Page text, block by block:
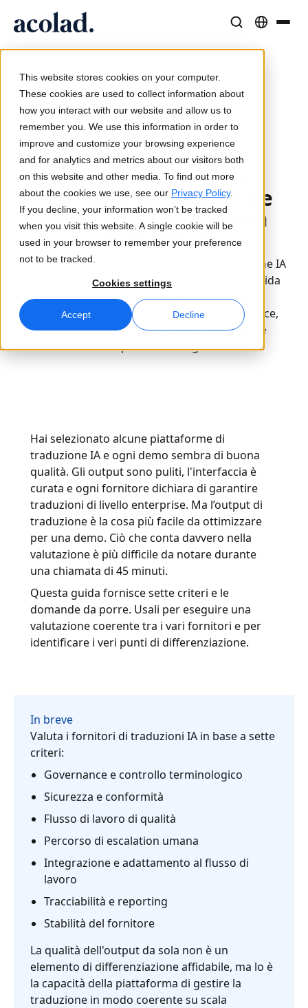
This website stores cookies on your computer.
These cookies are used to collect information about
how you interact with our website and allow us to
remember you. We use this information in order to
improve and customize your browsing experience
and for analytics and metrics about our visitors both
on this website and other media. To find out more
about the cookies we use, see our Privacy Policy.
If you decline, your information won’t be tracked
when you visit this website. A single cookie will be
used in your browser to remember your preference
not to be tracked.
Cookies settings
Accept Decline
Traduzione
Velocità dell’IA, precisione umana
Interpretariato
Comunicazione fluida ovunque
Media e Intrattenimento
Porta le storie su ogni schermo
Consulenza e Outsourcing
Raggiungi e converti a livello globale
Servizi Dati
Migliora l’IA con dati affidabili
Tutte le soluzioni
Soluzioni per Settore
Scienze della Vita
Manifatturiero
Istituzioni Pubbliche
Tutti i settori
Lia Translate
Traduzioni istantanee coerenti con il brand
Connettività
Integrazione dei workflow semplificata
Interpretariato AI
Traduzione vocale in tempo reale
Controllo qualità
Doppiaggio efficiente su larga scala
Traduzione AI veloce, intelligente e scalabile
Case di successo
Risultati concreti dai nostri clienti
Articoli
Opinioni di esperti sui contenuti globali
Ebook
Guide e strategie approfondite
Webinar on-demand
Padroneggiare la traduzione AI per brand globali
Consigli per migliorare efficienza, scalabilità e qualità
Informazioni su Acolad
Sostenibilità
Partner
Notizie
Costruisci il tuo futuro con noi
Opportunità freelance
Entra a far parte della nostra rete globale
Home / Lia / Come valutare un fornitore di
traduzione IA
2026-03-20
Come valutare un
fornitore di traduzione
IA: 7 criteri per i team
enterprise
Per valutare un fornitore di servizi di traduzione IA
non basta esaminare degli output. Questa guida
fornisce ai team enterprise sette criteri per
confrontare i fornitori in termini di governance,
sicurezza, adattamento al flusso di lavoro e
affidabilità operativa a lungo termine.
Hai selezionato alcune piattaforme di
traduzione IA e ogni demo sembra di buona
qualità. Gli output sono puliti, l'interfaccia è
curata e ogni fornitore dichiara di garantire
traduzioni di livello enterprise. Ma l’output di
traduzione è la cosa più facile da ottimizzare
per una demo. Ciò che conta davvero nella
valutazione è più difficile da notare durante
una chiamata di 45 minuti.
Questa guida fornisce sette criteri e le
domande da porre. Usali per eseguire una
valutazione coerente tra i vari fornitori e per
identificare i veri punti di differenziazione.
In breve
Valuta i fornitori di traduzioni IA in base a sette
criteri:
Governance e controllo terminologico
Sicurezza e conformità
Flusso di lavoro di qualità
Percorso di escalation umana
Integrazione e adattamento al flusso di
lavoro
Tracciabilità e reporting
Stabilità del fornitore
La qualità dell'output da sola non è un
elemento di differenziazione affidabile, ma lo è
la capacità della piattaforma di gestire la
traduzione in modo coerente su scala